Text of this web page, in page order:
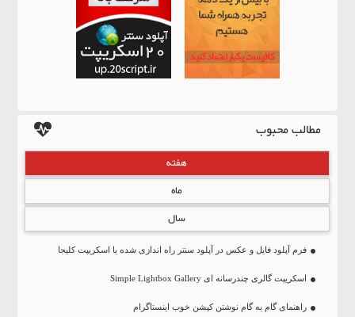
مطالب محبوب
هفته
ماه
سال
فرم آپلود فایل و عکس در آپلود سنتر راه اندازی شده با اسکریپت کلیجا
اسکریپت گالری چندرسانه ای Simple Lightbox Gallery
راهنمای گام به گام نوشتن کپشن خوب اینستاگرام